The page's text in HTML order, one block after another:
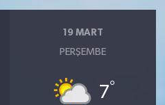
19 MART
PERŞEMBE
7°